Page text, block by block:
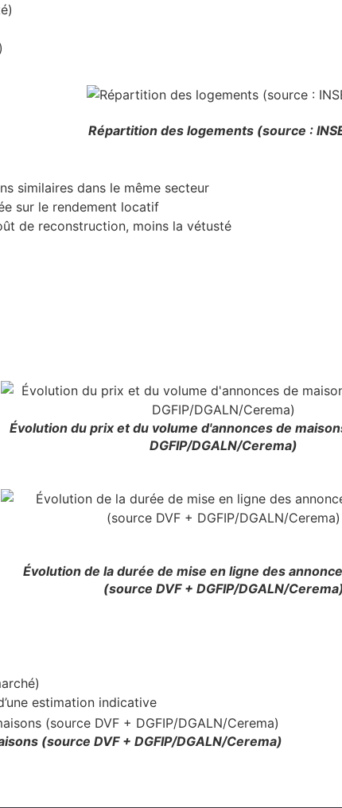
Répartition des logements (source :
similaires dans le même secteur
sur le rendement locatif
de reconstruction, moins la vétusté
Évolution du prix et du volume d'annonces de
DGFIP/DGALN/Cerema)
Évolution de la durée de mise en ligne des
(source DVF + DGFIP/DGALN/
estimation indicative
(source DVF + DGFIP/DGALN/Cerema)